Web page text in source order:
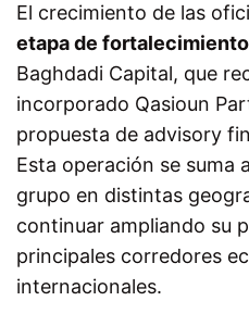
El crecimiento de las
etapa de fortalecimiento
Baghdadi Capital, que
incorporado Qasioun
propuesta de advisory
Esta operación se suma
grupo en distintas
continuar ampliando su
principales corredores
internacionales.